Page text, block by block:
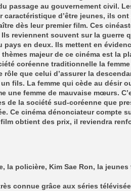
passage au gouvernement civil.
caractéristique d’être jeunes, ils ont
dès leur premier film. Ces
reviennent souvent sur la guerre
en deux. Ils mettent en
majeur de ce cinéma est la
coréenne traditionnelle la
rôle que celui d’assurer la
fils. La femme qui cède au désir
une femme de mauvaise mœurs.
de la société sud-coréenne que
Ce cinéma dénonciateur compte
obtient des prix, il reviendra
la policière, Kim Sae Ron, la
connue grâce aux séries